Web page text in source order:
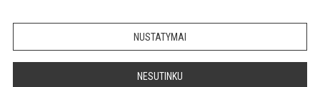
NUSTATYMAI
NESUTINKU